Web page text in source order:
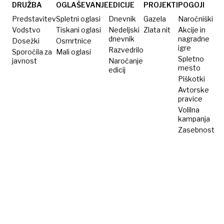
prevozil
6500
kilometrov
DRUŽBA
Predstavitev
Vodstvo
Dosežki
Sporočila za
javnost
OGLAŠEVANJE
Spletni oglasi
Tiskani oglasi
Osmrtnice
Mali oglasi
EDICIJE
Dnevnik
Nedeljski
dnevnik
Razvedrilo
Naročanje
edicij
PROJEKTI
Gazela
Zlata nit
POGOJI
Naročniški
Akcije in
nagradne
igre
Spletno
mesto
Piškotki
Avtorske
pravice
Volilna
kampanja
Zasebnost